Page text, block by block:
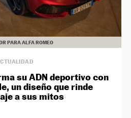
PARA ALFA ROMEO
su ADN deportivo con
un diseño que rinde
a sus mitos